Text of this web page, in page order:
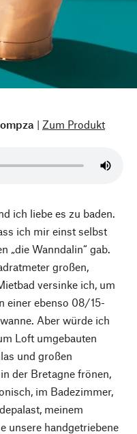
| Zum Produkt
ich liebe es zu baden.
ich mir einst selbst
„die Wanndalin“ gab.
großen,
versinke ich, um
einer ebenso 08/15-
Aber würde ich
Loft umgebauten
und großen
der Bretagne frönen,
im Badezimmer,
meinem
unsere handgetriebene